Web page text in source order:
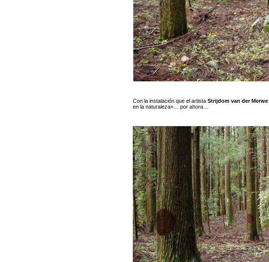
Con la instalación que el artista Strijdom van der Merwe
en la naturaleza»… por ahora…